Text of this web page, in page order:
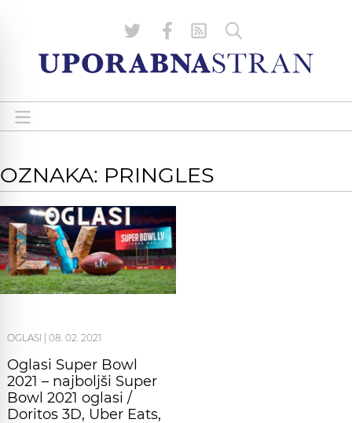
OZNAKA: PRINGLES
OGLASI 08. 02. 2021
Oglasi Super Bowl
2021 – najboljši Super
Bowl 2021 oglasi /
Doritos 3D, Uber Eats,